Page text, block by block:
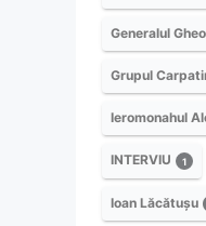
Generalul
Grupul
Ieromonahul
INTERVIU 1
Ioan Lăcătușu